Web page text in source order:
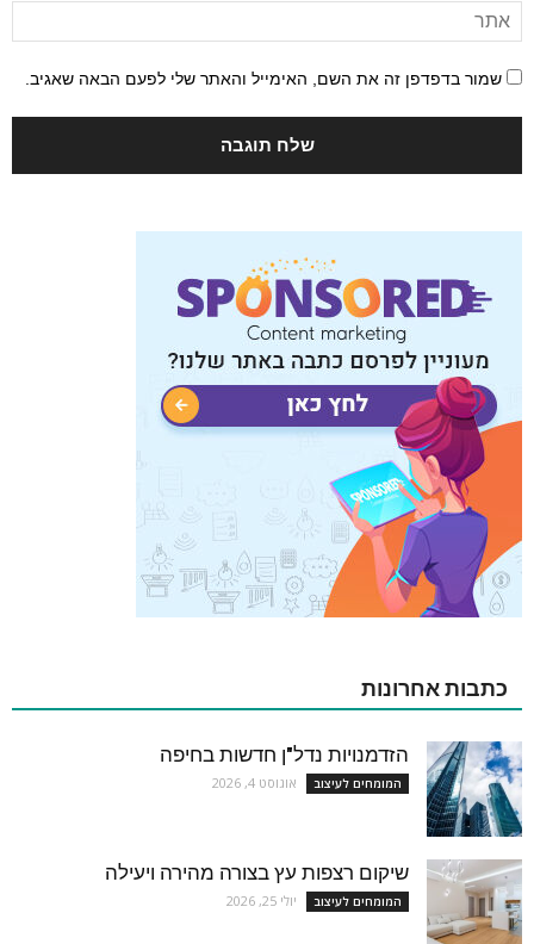
שמור בדפדפן זה את השם, האימייל והאתר שלי לפעם הבאה שאגיב.
כתבות אחרונות
הזדמנויות נדל"ן חדשות בחיפה
המומחים לעיצוב אוגוסט 4, 2026
שיקום רצפות עץ בצורה מהירה ויעילה
המומחים לעיצוב יולי 25, 2026